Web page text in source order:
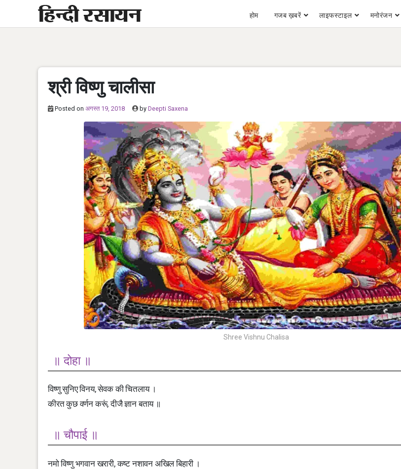
content
होम गजब ख़बरें लाइफस्टाइल मनोरंजन
श्री विष्णु चालीसा
Posted on अगस्त 19, 2018 by Deepti Saxena
Shree Vishnu Chalisa
॥ दोहा ॥
विष्णु सुनिए विनय, सेवक की चितलाय ।
कीरत कुछ वर्णन करूं, दीजै ज्ञान बताय ॥
॥ चौपाई ॥
नमो विष्णु भगवान खरारी, कष्ट नशावन अखिल बिहारी ।